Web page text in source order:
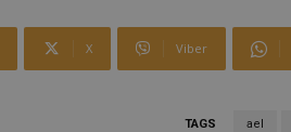
X Viber
TAGS ael